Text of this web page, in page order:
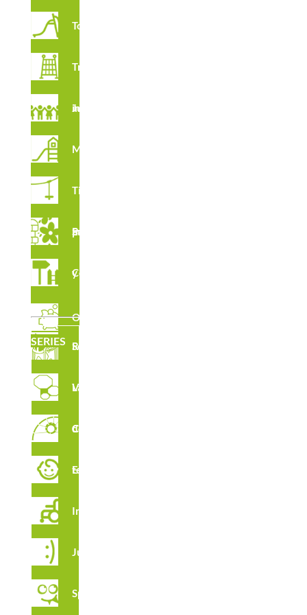
Toboganes
Trepadores
Juegos imaginativos
Multijuegos
Tirolinas
Suelos para Parques Infantiles
Complementos y vallados
Outlet
SERIES Serie Robinia
Laberintos Verticales
Circuito de Cuerdas
Estimulación temprana
Integración
Juga
Spooky